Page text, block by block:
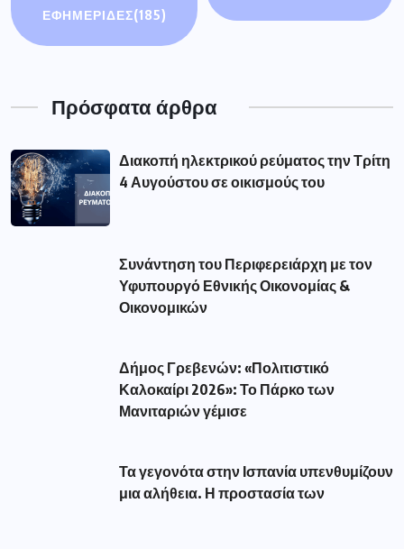
ΕΦΗΜΕΡΙΔΕΣ(185)
Πρόσφατα άρθρα
Διακοπή ηλεκτρικού ρεύματος την Τρίτη
4 Αυγούστου σε οικισμούς του
Συνάντηση του Περιφερειάρχη με τον
Υφυπουργό Εθνικής Οικονομίας &
Οικονομικών
Δήμος Γρεβενών: «Πολιτιστικό
Καλοκαίρι 2026»: Το Πάρκο των
Μανιταριών γέμισε
Τα γεγονότα στην Ισπανία υπενθυμίζουν
μια αλήθεια. Η προστασία των